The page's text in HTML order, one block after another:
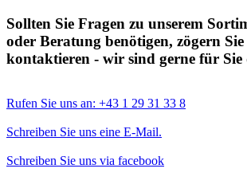
Sollten Sie Fragen zu unserem
oder Beratung benötigen, zögern
kontaktieren - wir sind gerne für Sie
Rufen Sie uns an: +43 1 29 31 33 8
Schreiben Sie uns eine E-Mail.
Schreiben Sie uns via facebook